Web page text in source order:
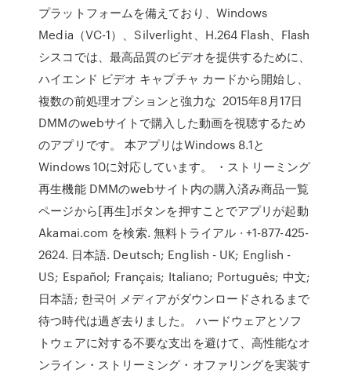
プラットフォームを備えており、Windows
Media（VC-1）、Silverlight、H.264 Flash、Flash
シスコでは、最高品質のビデオを提供するために、
ハイエンド ビデオ キャプチャ カードから開始し、
複数の前処理オプションと強力な 2015年8月17日
DMMのwebサイトで購入した動画を視聴するため
のアプリです。 本アプリはWindows 8.1と
Windows 10に対応しています。 ・ストリーミング
再生機能 DMMのwebサイト内の購入済み商品一覧
ページから[再生]ボタンを押すことでアプリが起動
Akamai.com を検索. 無料トライアル · +1-877-425-
2624. 日本語. Deutsch; English - UK; English -
US; Español; Français; Italiano; Português; 中文;
日本語; 한국어 メディアがダウンロードされるまで
待つ時代は過ぎ去りました。 ハードウェアとソフ
トウェアに対する不要な支出を避けて、高性能なオ
ンライン・ストリーミング・オファリングを実装す